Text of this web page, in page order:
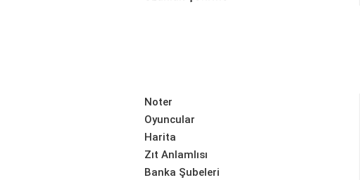
Noter
Oyuncular
Harita
Zıt Anlamlısı
Banka Şubeleri